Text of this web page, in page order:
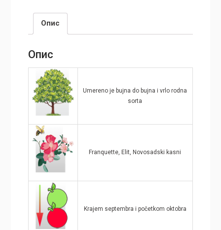
Опис
Опис
Umereno je bujna do bujna i vrlo rodna
sorta
Franquette, Elit, Novosadski kasni
Krajem septembra i početkom oktobra